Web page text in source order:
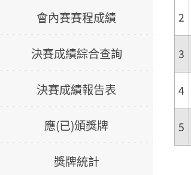
會內賽賽程成績
決賽成績綜合查詢
決賽成績報告表
應(已)頒獎牌
獎牌統計
2
3
4
5